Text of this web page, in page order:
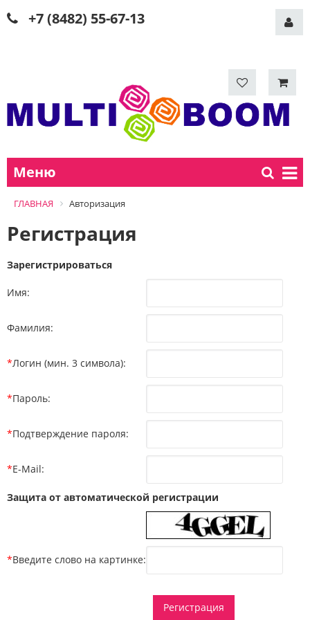
+7 (8482) 55-67-13
Меню
ГЛАВНАЯ Авторизация
Регистрация
Зарегистрироваться
Имя:
Фамилия:
*Логин (мин. 3 символа):
*Пароль:
*Подтверждение пароля:
*E-Mail:
Защита от автоматической регистрации
*Введите слово на картинке: